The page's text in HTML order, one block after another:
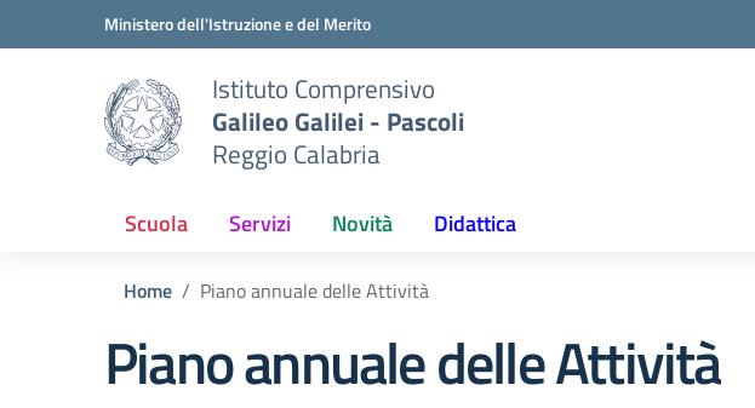
Vai ai contenuti
Vai al menu di navigazioneMinistero dell'Istruzione e del Merito
Istituto Comprensivo
Galileo Galilei - Pascoli
Reggio Calabria
Scuola Servizi Novità Didattica
Home Piano annuale delle Attività
Piano annuale delle Attività